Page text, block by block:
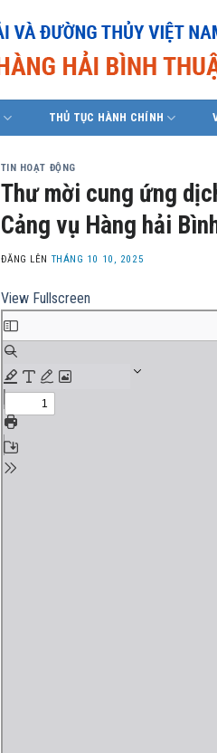
THỦ TỤC HÀNH CHÍNH
TIN HOẠT ĐỘNG
Thư mời cung ứng
Cảng vụ Hàng hải
ĐĂNG LÊN THÁNG 10 10, 2025
View Fullscreen